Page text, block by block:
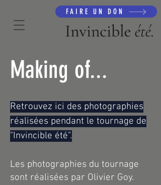
FAIRE UN DON
Making of...
Retrouvez ici des photographies
réalisées pendant le tournage de
"Invincible été".
Les photographies du tournage
sont réalisées par Olivier Goy.